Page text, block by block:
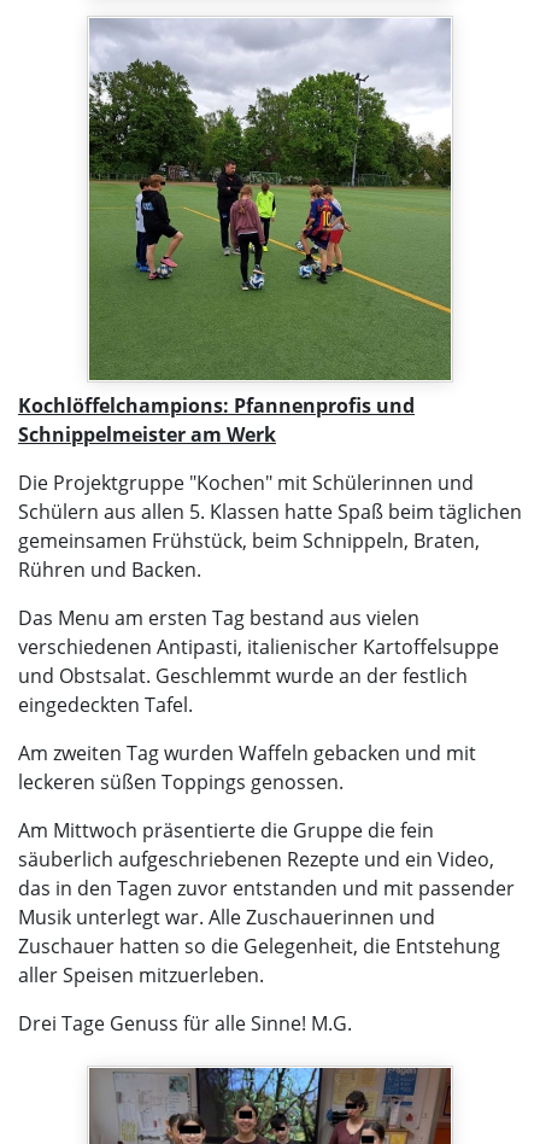
Kochlöffelchampions: Pfannenprofis und
Schnippelmeister am Werk
Die Projektgruppe "Kochen" mit Schülerinnen und
Schülern aus allen 5. Klassen hatte Spaß beim täglichen
gemeinsamen Frühstück, beim Schnippeln, Braten,
Rühren und Backen.
Das Menu am ersten Tag bestand aus vielen
verschiedenen Antipasti, italienischer Kartoffelsuppe
und Obstsalat. Geschlemmt wurde an der festlich
eingedeckten Tafel.
Am zweiten Tag wurden Waffeln gebacken und mit
leckeren süßen Toppings genossen.
Am Mittwoch präsentierte die Gruppe die fein
säuberlich aufgeschriebenen Rezepte und ein Video,
das in den Tagen zuvor entstanden und mit passender
Musik unterlegt war. Alle Zuschauerinnen und
Zuschauer hatten so die Gelegenheit, die Entstehung
aller Speisen mitzuerleben.
Drei Tage Genuss für alle Sinne! M.G.